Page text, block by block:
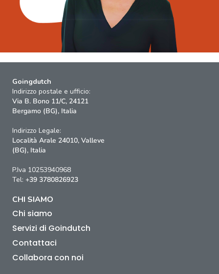
Goingdutch
Indirizzo postale e ufficio:
Via B. Bono 11/C, 24121
Bergamo (BG), Italia
Indirizzo Legale:
Località Arale 24010, Valleve
(BG), Italia
P.Iva 10253940968
Tel: +39 3780826923
CHI SIAMO
Chi siamo
Servizi di Goindutch
Contattaci
Collabora con noi